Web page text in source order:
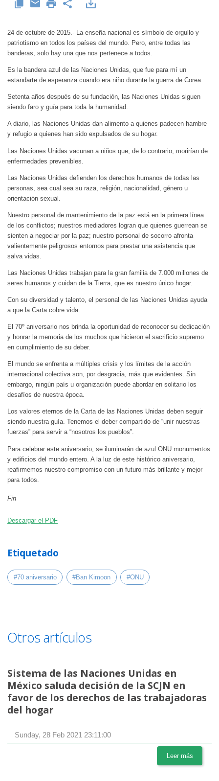
24 de octubre de 2015.- La enseña nacional es símbolo de orgullo y
patriotismo en todos los países del mundo. Pero, entre todas las
banderas, solo hay una que nos pertenece a todos.
Es la bandera azul de las Naciones Unidas, que fue para mí un
estandarte de esperanza cuando era niño durante la guerra de Corea.
Setenta años después de su fundación, las Naciones Unidas siguen
siendo faro y guía para toda la humanidad.
A diario, las Naciones Unidas dan alimento a quienes padecen hambre
y refugio a quienes han sido expulsados de su hogar.
Las Naciones Unidas vacunan a niños que, de lo contrario, morirían de
enfermedades prevenibles.
Las Naciones Unidas defienden los derechos humanos de todas las
personas, sea cual sea su raza, religión, nacionalidad, género u
orientación sexual.
Nuestro personal de mantenimiento de la paz está en la primera línea
de los conflictos; nuestros mediadores logran que quienes guerrean se
sienten a negociar por la paz; nuestro personal de socorro afronta
valientemente peligrosos entornos para prestar una asistencia que
salva vidas.
Las Naciones Unidas trabajan para la gran familia de 7.000 millones de
seres humanos y cuidan de la Tierra, que es nuestro único hogar.
Con su diversidad y talento, el personal de las Naciones Unidas ayuda
a que la Carta cobre vida.
El 70º aniversario nos brinda la oportunidad de reconocer su dedicación
y honrar la memoria de los muchos que hicieron el sacrificio supremo
en cumplimiento de su deber.
El mundo se enfrenta a múltiples crisis y los límites de la acción
internacional colectiva son, por desgracia, más que evidentes. Sin
embargo, ningún país u organización puede abordar en solitario los
desafíos de nuestra época.
Los valores eternos de la Carta de las Naciones Unidas deben seguir
siendo nuestra guía. Tenemos el deber compartido de “unir nuestras
fuerzas” para servir a “nosotros los pueblos”.
Para celebrar este aniversario, se iluminarán de azul ONU monumentos
y edificios del mundo entero. A la luz de este histórico aniversario,
reafirmemos nuestro compromiso con un futuro más brillante y mejor
para todos.
Fin
Descargar el PDF
Etiquetado
#70 aniversario #Ban Kimoon #ONU
Otros artículos
Sistema de las Naciones Unidas en
México saluda decisión de la SCJN en
favor de los derechos de las trabajadoras
del hogar
Sunday, 28 Feb 2021 23:11:00
Leer más